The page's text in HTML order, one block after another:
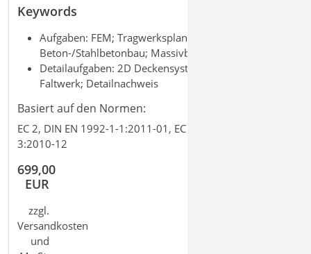
Keywords
Aufgaben: FEM; Tragwerksplanung;
Beton-/Stahlbetonbau; Massivbau
Detailaufgaben: 2D Deckensystem; 2D Scheibe; 3D
Faltwerk; Detailnachweis
Basiert auf den Normen:
EC 2, DIN EN 1992-1-1:2011-01, EC 2, DIN EN 1992-
3:2010-12
699,00
EUR
zzgl.
Versandkosten
und